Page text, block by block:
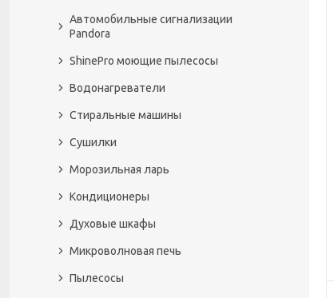
Автомобильные сигнализации
Pandora
ShinePro моющие пылесосы
Водонагреватели
Стиральные машины
Сушилки
Морозильная ларь
Кондиционеры
Духовые шкафы
Микроволновая печь
Пылесосы